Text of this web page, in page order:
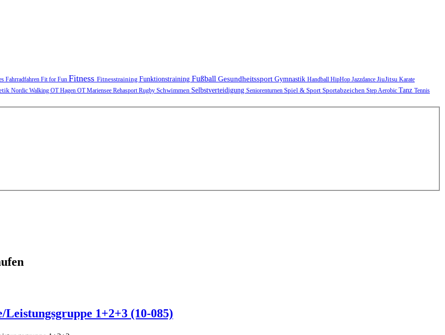
Fahrradfahren Fit for Fun Fitness Fitnesstraining Funktionstraining Fußball Gesundheitssport Gymnastik Handball HipHop Jazzdance JiuJitsu Karate
Nordic Walking OT Hagen OT Mariensee RehasportRugby Schwimmen Selbstverteidigung Seniorenturnen Spiel & Sport Sportabzeichen Step Aerobic Tanz Tennis
1+2+3 (10-085)